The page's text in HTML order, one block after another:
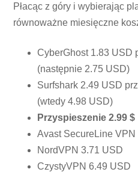
Płacąc z góry i wybierając
równoważne miesięczne
CyberGhost 1.83 USD
(następnie 2.75 USD)
Surfshark 2.49 USD
(wtedy 4.98 USD)
Przyspieszenie 2.99 $
Avast SecureLine VPN
NordVPN 3.71 USD
CzystyVPN 6.49 USD